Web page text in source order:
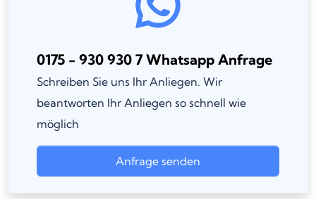
0175 - 930 930 7 Whatsapp Anfrage
Schreiben Sie uns Ihr Anliegen. Wir
beantworten Ihr Anliegen so schnell wie
möglich
Anfrage senden